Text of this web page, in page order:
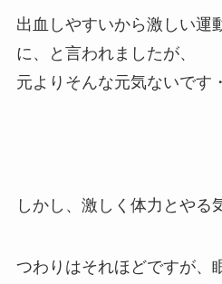
出血しやすいから激しい運
に、と言われましたが、
元よりそんな元気ないです
しかし、激しく体力とやる
つわりはそれほどですが、